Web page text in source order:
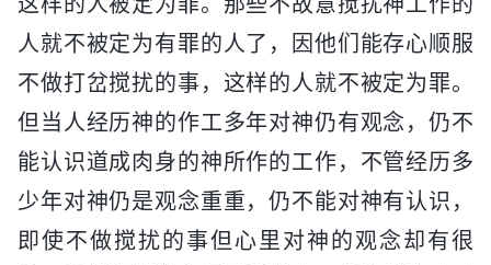
人就不被定为有罪的人了，因他们能存心顺服
不做打岔搅扰的事，这样的人就不被定为罪。
但当人经历神的作工多年对神仍有观念，仍不
能认识道成肉身的神所作的工作，不管经历多
少年对神仍是观念重重，仍不能对神有认识，
即使不做搅扰的事但心里对神的观念却有很